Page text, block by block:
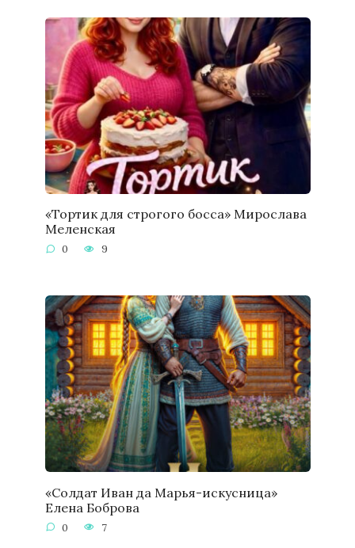
«Тортик для строгого босса» Мирослава
Меленская
0 9
«Солдат Иван да Марья-искусница»
Елена Боброва
0 7